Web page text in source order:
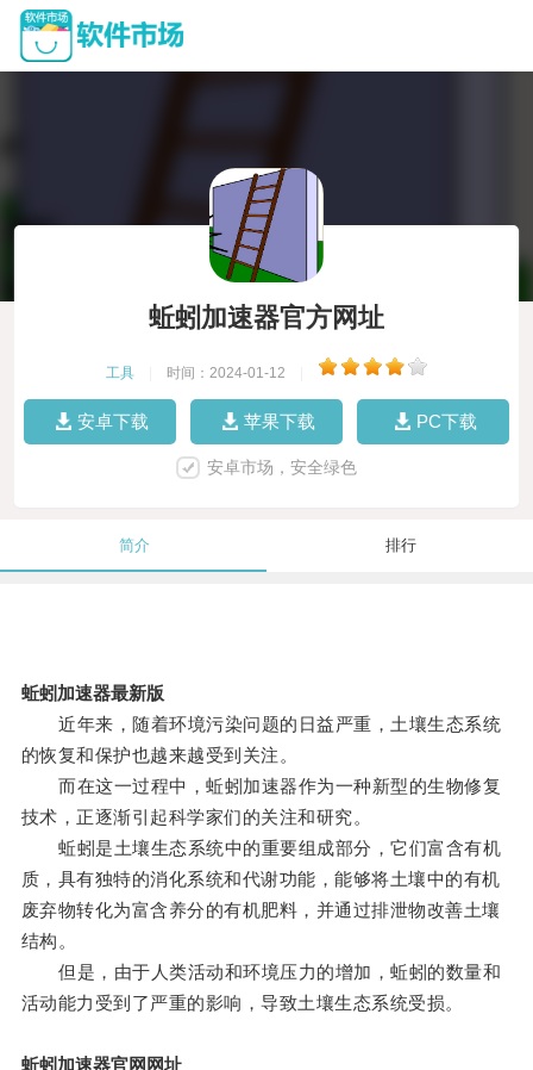
蚯蚓加速器官方网址
工具 时间：2024-01-12
安卓下载 苹果下载 PC下载
安卓市场，安全绿色
简介 排行
蚯蚓加速器最新版
近年来，随着环境污染问题的日益严重，土壤生态系统
的恢复和保护也越来越受到关注。
而在这一过程中，蚯蚓加速器作为一种新型的生物修复
技术，正逐渐引起科学家们的关注和研究。
蚯蚓是土壤生态系统中的重要组成部分，它们富含有机
质，具有独特的消化系统和代谢功能，能够将土壤中的有机
废弃物转化为富含养分的有机肥料，并通过排泄物改善土壤
结构。
但是，由于人类活动和环境压力的增加，蚯蚓的数量和
活动能力受到了严重的影响，导致土壤生态系统受损。
蚯蚓加速器官网网址